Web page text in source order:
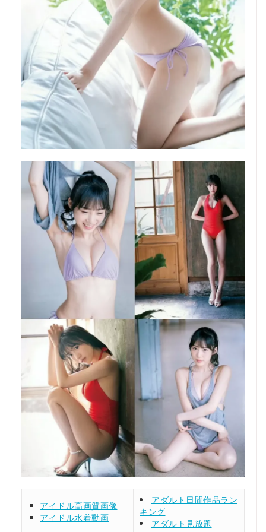
アイドル高画質画像
アイドル水着動画
アダルト日間作品ラン
キング
アダルト見放題